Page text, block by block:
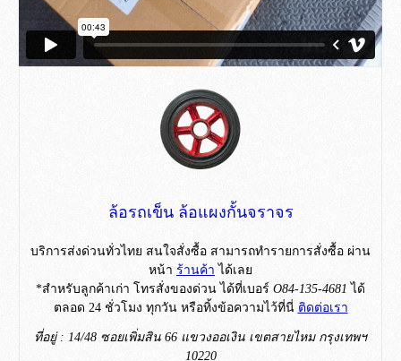
ล้อรถเข็น ล้อแผงกั้นจราจร
บริการส่งด่วนทั่วไทย สนใจสั่งซื้อ สามารถทำรายการสั่งซื้อ ผ่าน
หน้า ร้านค้า ได้เลย
*สำหรับลูกค้าเก่า โทรสั่งของด่วน ได้ที่เบอร์ O84-135-4681 ได้
ตลอด 24 ชั่วโมง ทุกวัน หรือทิ้งข้อความไว้ที่นี่ ติดต่อเรา
ที่อยู่ : 14/48 ซอยเพิ่มสิน 66 แขวงออเงิน เขตสายไหม กรุงเทพฯ
10220